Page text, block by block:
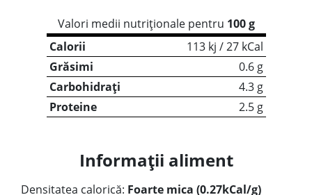
Valori medii nutriționale pentru 100 g
Calorii
113 kj / 27 kCal
Grăsimi
0.6 g
Carbohidrați
4.3 g
Proteine
2.5 g
Informații aliment
Densitatea calorică: Foarte mica (0.27kCal/g)